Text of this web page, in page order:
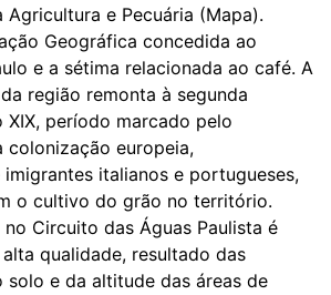
e Pecuária (Mapa).
Geográfica concedida ao
e a sétima relacionada ao café. A
região remonta à segunda
XIX, período marcado pelo
europeia,
italianos e portugueses,
o cultivo do grão no território.
Circuito das Águas Paulista é
qualidade, resultado das
e da altitude das áreas de